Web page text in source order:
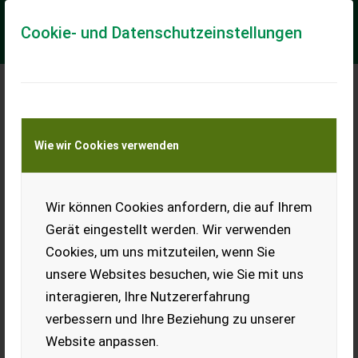
Cookie- und Datenschutzeinstellungen
Wie wir Cookies verwenden
Wir können Cookies anfordern, die auf Ihrem
Gerät eingestellt werden. Wir verwenden
Cookies, um uns mitzuteilen, wenn Sie
unsere Websites besuchen, wie Sie mit uns
interagieren, Ihre Nutzererfahrung
verbessern und Ihre Beziehung zu unserer
Website anpassen.
Meine Transportkostenanfrage
Transport von Land- und Baumaschinen –
KEINE Tiertransporte
Case IH Quantum 110
F (Stage V)
Auf Lager! - Bereifung:
380/70R20 vorne, 480/70R30
hinten (verstärkt) - Power-
Shuttle (hydraulische
Wendeschaltung) -
Hydraulische